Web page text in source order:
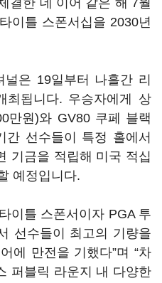
결한 데 이어 같은 해 7월
이틀 스폰서십을 2030년
은 19일부터 나흘간 리
최됩니다. 우승자에게 상
만원)와 GV80 쿠페 블랙
선수들이 특정 홀에서
기금을 적립해 미국 적십
예정입니다.
이틀 스폰서이자 PGA 투
선수들이 최고의 기량을
에 만전을 기했다”며 “차
퍼블릭 라운지 내 다양한